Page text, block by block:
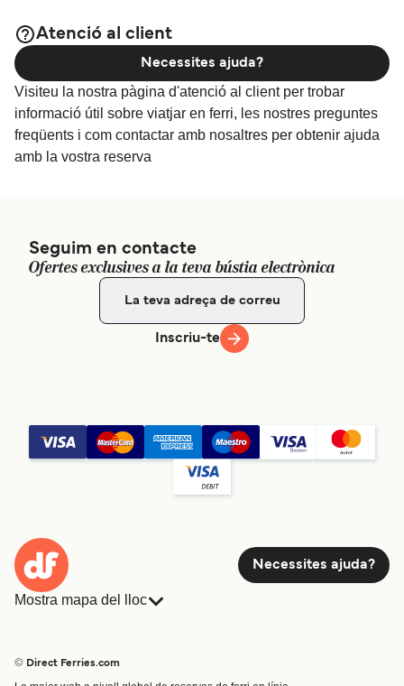
Atenció al client
Visiteu la nostra pàgina d'atenció al client per trobar
informació útil sobre viatjar en ferri, les nostres preguntes
freqüents i com contactar amb nosaltres per obtenir ajuda
amb la vostra reserva
Necessites ajuda?
Seguim en contacte
Ofertes exclusives a la teva bústia electrònica
Inscriu-te
Necessites ajuda?
Mostra mapa del lloc
© Direct Ferries.com